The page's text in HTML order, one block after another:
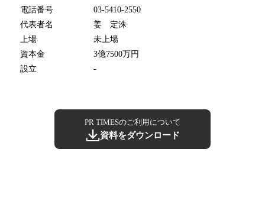
電話番号
03-5410-2550
代表者名
姜 定洙
上場
未上場
資本金
3億7500万円
設立
-
PR TIMESのご利用について
資料をダウンロード